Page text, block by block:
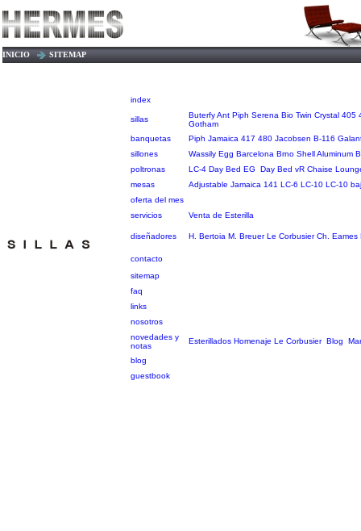
INICIO SITEMAP
index
sillas ButerfyAnt Piph Serena Bio Twin Crystal 405
Gotham
banquetas
Piph Jamaica 417 480 Jacobsen B-116
sillones
Wassily Egg Barcelona Brno ShellAluminum B
poltronas
LC-4 Day Bed EG Day Bed vR Chaise
mesas
Adjustable Jamaica 141 LC-6 LC-10 LC-10
oferta del mes
servicios
Venta de Esterilla
diseñadores H. Bertoia M. Breuer Le Corbusier Ch. Eames
contacto
sitemap
faq
links
nosotros
novedades y
notas
Esterillados Homenaje Le Corbusier Blog
blog
guestbook